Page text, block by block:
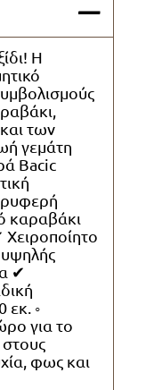
Η
των
γεμάτη
Bacic
καραβάκι
Χειροποίητο
✔
εκ. ◦
για το
φως και